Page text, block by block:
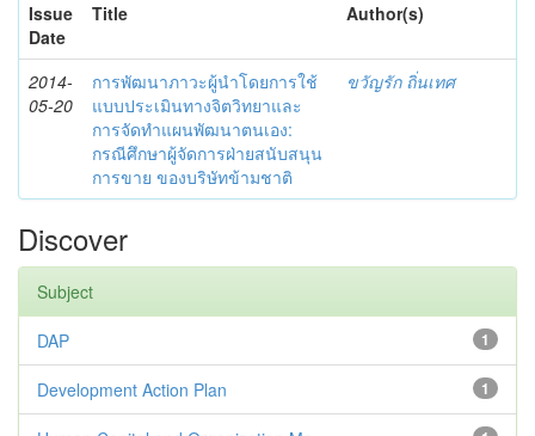
Issue
Date
Title Author(s)
2014-
05-20
การพัฒนาภาวะผู้นำโดยการใช้
แบบประเมินทางจิตวิทยาและ
การจัดทำแผนพัฒนาตนเอง:
กรณีศึกษาผู้จัดการฝ่ายสนับสนุน
การขาย ของบริษัทข้ามชาติ
ขวัญรัก ถิ่นเทศ
Discover
Subject
1
DAP
1
Development Action Plan